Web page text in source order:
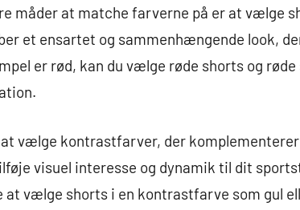
måder at matche farverne på er at vælge
et ensartet og sammenhængende look,
er rød, kan du vælge røde shorts og
at vælge kontrastfarver, der
visuel interesse og dynamik til dit
at vælge shorts i en kontrastfarve som gul